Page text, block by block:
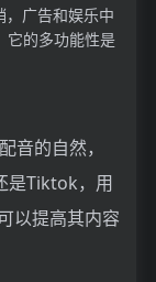
广告和娱乐中
它的多功能性是
音的自然，
是Tiktok，用
以提高其内容